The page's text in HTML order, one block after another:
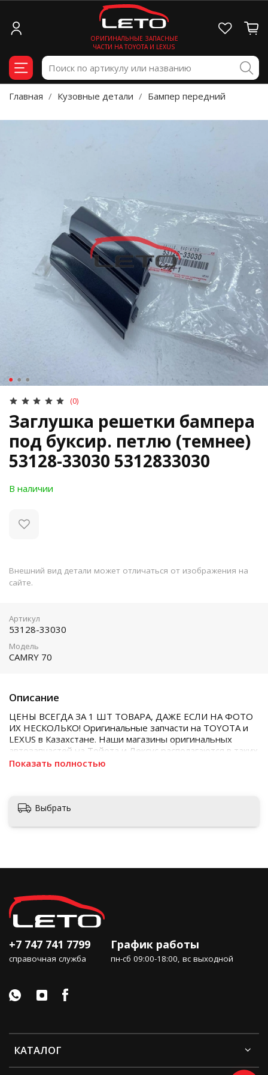
ОРИГИНАЛЬНЫЕ ЗАПАСНЫЕ
ЧАСТИ НА TOYOTA И LEXUS
Главная Кузовные детали Бампер передний
(0)
Заглушка решетки бампера
под буксир. петлю (темнее)
53128-33030 5312833030
В наличии
Внешний вид детали может отличаться от изображения на
сайте.
Описание
ЦЕНЫ ВСЕГДА ЗА 1 ШТ ТОВАРА, ДАЖЕ ЕСЛИ НА ФОТО
ИХ НЕСКОЛЬКО! Оригинальные запчасти на TOYOTA и
LEXUS в Казахстане. Наши магазины оригинальных
автозапчастей на Тойота и Лексус располагаются в таких
городах как Алматы, Астана, Шымкент, Кызылорда и
Показать полностью
Артикул
53128-33030
Модель
CAMRY 70
Выбрать
КАТАЛОГ
+7 747 741 7799
справочная служба
График работы
пн-сб 09:00-18:00, вс выходной